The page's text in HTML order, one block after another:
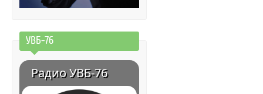
УВБ-76
Радио УВБ-76